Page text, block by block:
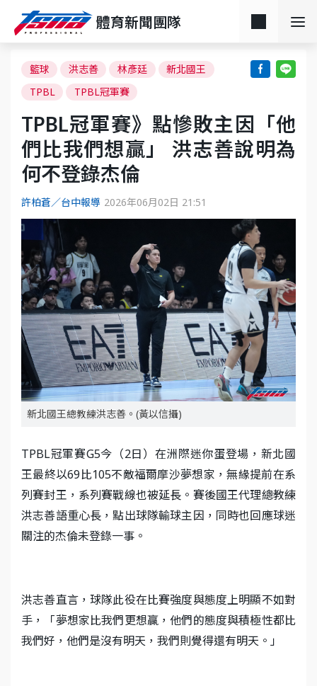
體育新聞團隊
籃球 洪志善 林彥廷
新北國王
TPBL
TPBL冠軍賽
TPBL冠軍賽》點慘敗主因「他
們比我們想贏」 洪志善說明為
何不登錄杰倫
許柏蒼／台中報導 2026年06月02日 21:51
新北國王總教練洪志善。(黃以信攝)
TPBL冠軍賽G5今（2日）在洲際迷你蛋登場，新北國
王最終以69比105不敵福爾摩沙夢想家，無緣提前在系
列賽封王，系列賽戰線也被延長。賽後國王代理總教練
洪志善語重心長，點出球隊輸球主因，同時也回應球迷
關注的杰倫未登錄一事。
洪志善直言，球隊此役在比賽強度與態度上明顯不如對
手，「夢想家比我們更想贏，他們的態度與積極性都比
我們好，他們是沒有明天，我們則覺得還有明天。」